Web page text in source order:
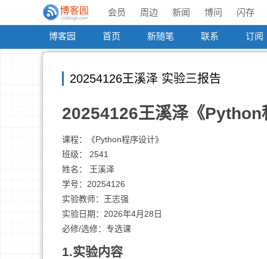
会员 周边 新闻 博问 闪存
博客园 首页 新随笔 联系 订阅
20254126王溪泽 实验三报告
20254126王溪泽《Python
课程：《Python程序设计》
班级： 2541
姓名： 王溪泽
学号：20254126
实验教师：王志强
实验日期：2026年4月28日
必修/选修：专选课
1.实验内容